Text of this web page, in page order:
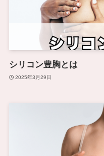
シリコン豊胸とは
2025年3月29日